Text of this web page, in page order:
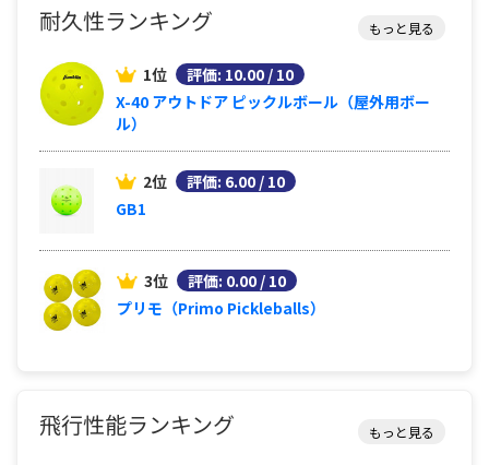
耐久性ランキング もっと見る
1位
評価: 10.00 / 10
X-40 アウトドア ピックルボール（屋外用ボー
ル）
2位
評価: 6.00 / 10
GB1
3位
評価: 0.00 / 10
プリモ（Primo Pickleballs）
飛行性能ランキング もっと見る